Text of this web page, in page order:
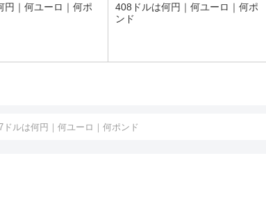
円｜何ユーロ｜何ポ
408ドルは何円｜何ユーロ｜何ポ
ンド
ドルは何円｜何ユーロ｜何ポンド